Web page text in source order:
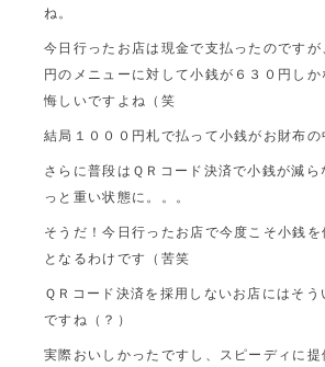
ね。
今日行ったお店は現金で支払ったのですが
円のメニューに対して小銭が６３０円しか
悔しいですよね（笑
結局１０００円札で払って小銭がお財布の
さらに普段はＱＲコード決済で小銭が減
っと重い状態に。。。
そうだ！今日行ったお店で今度こそ小銭を
となるわけです（苦笑
ＱＲコード決済を採用しないお店にはそ
ですね（？）
実際おいしかったですし、スピーディに提